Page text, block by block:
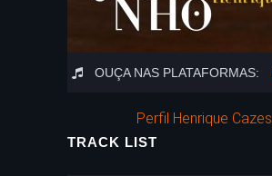
OUÇA NAS PLATAFORMAS:
Perfil Henrique Cazes
TRACK LIST